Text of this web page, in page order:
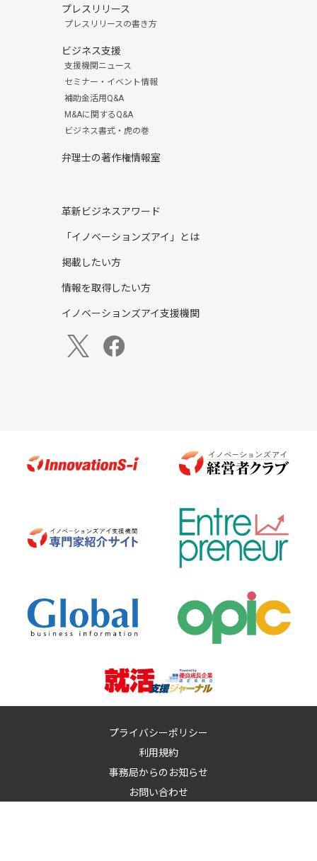
プレスリリース
プレスリリースの書き方
ビジネス支援
支援機関ニュース
セミナー・イベント情報
補助金活用Q&A
M&Aに関するQ&A
ビジネス書式・虎の巻
弁理士の著作権情報室
革新ビジネスアワード
「イノベーションズアイ」とは
掲載したい方
情報を取得したい方
イノベーションズアイ支援機関
プライバシーポリシー
利用規約
事務局からのお知らせ
お問い合わせ